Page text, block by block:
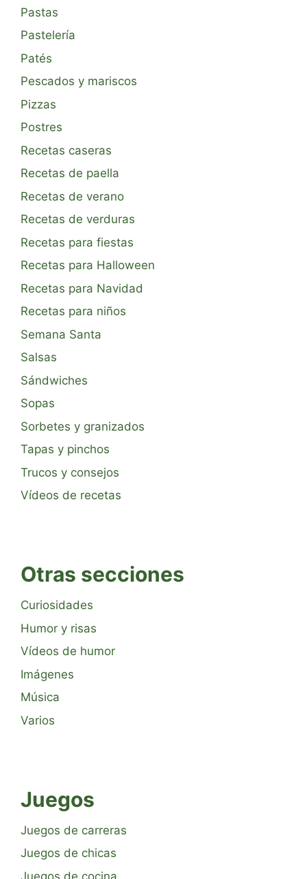
Pastas
Pastelería
Patés
Pescados y mariscos
Pizzas
Postres
Recetas caseras
Recetas de paella
Recetas de verano
Recetas de verduras
Recetas para fiestas
Recetas para Halloween
Recetas para Navidad
Recetas para niños
Semana Santa
Salsas
Sándwiches
Sopas
Sorbetes y granizados
Tapas y pinchos
Trucos y consejos
Vídeos de recetas
Otras secciones
Curiosidades
Humor y risas
Vídeos de humor
Imágenes
Música
Varios
Juegos
Juegos de carreras
Juegos de chicas
Juegos de cocina